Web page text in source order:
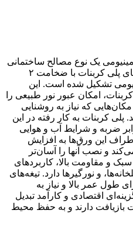
با زوار آلومینیومی یک نوع مصالح ساختمانی
شفاف و مقاوم است که از ورق‌های پلی کربنات با ضخامت ۲
تشکیل شده است. این
امکان عبور نور طبیعی را
که نیاز به روشنایی
پلی کربنات به کار رفته در این
ضربه و شرایط آب و هوایی
این ورق‌ها به افزایش
و نصب آنها را آسان‌تر
و مقاومت بالا، کاربردهای
و نورگیرها دارد. تیغه‌های
طول عمر بالا و نیاز به
اقتصادی و کارآمد تبدیل
بازیافت دارند و به حفظ محیط